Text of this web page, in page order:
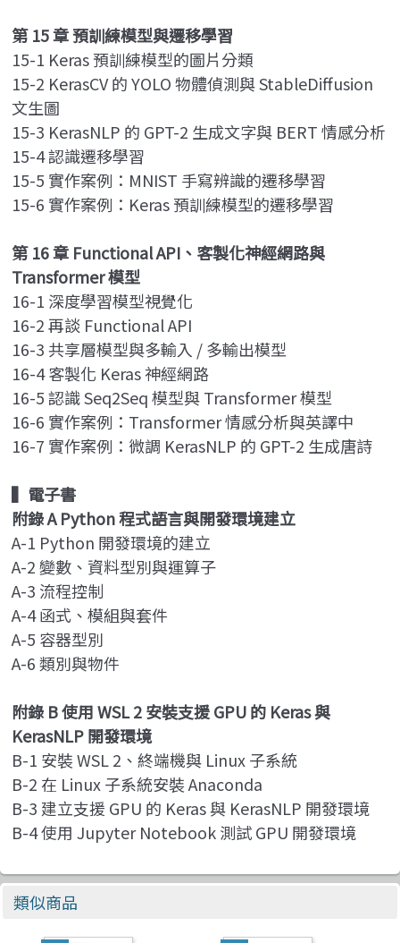
第 15 章 預訓練模型與遷移學習
15-1 Keras 預訓練模型的圖片分類
15-2 KerasCV 的 YOLO 物體偵測與 StableDiffusion
文生圖
15-3 KerasNLP 的 GPT-2 生成文字與 BERT 情感分析
15-4 認識遷移學習
15-5 實作案例：MNIST 手寫辨識的遷移學習
15-6 實作案例：Keras 預訓練模型的遷移學習
第 16 章 Functional API、客製化神經網路與
Transformer 模型
16-1 深度學習模型視覺化
16-2 再談 Functional API
16-3 共享層模型與多輸入 / 多輸出模型
16-4 客製化 Keras 神經網路
16-5 認識 Seq2Seq 模型與 Transformer 模型
16-6 實作案例：Transformer 情感分析與英譯中
16-7 實作案例：微調 KerasNLP 的 GPT-2 生成唐詩
▍ 電子書
附錄 A Python 程式語言與開發環境建立
A-1 Python 開發環境的建立
A-2 變數、資料型別與運算子
A-3 流程控制
A-4 函式、模組與套件
A-5 容器型別
A-6 類別與物件
附錄 B 使用 WSL 2 安裝支援 GPU 的 Keras 與
KerasNLP 開發環境
B-1 安裝 WSL 2、終端機與 Linux 子系統
B-2 在 Linux 子系統安裝 Anaconda
B-3 建立支援 GPU 的 Keras 與 KerasNLP 開發環境
B-4 使用 Jupyter Notebook 測試 GPU 開發環境
類似商品